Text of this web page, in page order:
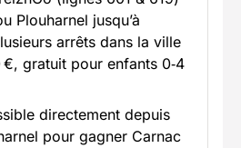
Plouharnel jusqu’à
arrêts dans la ville
€, gratuit pour enfants 0‑4
directement depuis
pour gagner Carnac